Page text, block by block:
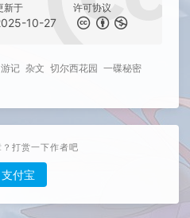
新于
10-27
许可协议
游记 杂文 切尔西花园 一碟秘密
打赏一下作者吧
支付宝